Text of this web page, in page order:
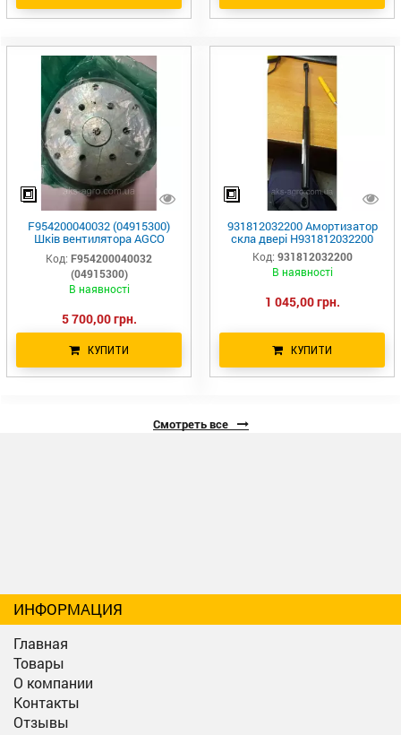
F954200040032 (04915300)
Шків вентилятора AGCO
PARTS Fendt
Код: F954200040032
(04915300)
В наявності
5 700,00 грн.
КУПИТИ
931812032200 Амортизатор
скла двері H931812032200
Код: 931812032200
В наявності
1 045,00 грн.
КУПИТИ
Смотреть все
ИНФОРМАЦИЯ
Главная
Товары
О компании
Контакты
Отзывы